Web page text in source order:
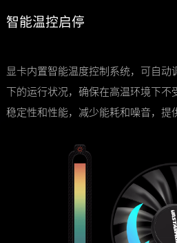
智能温控启停
显卡内置智能温度控制系统，可自
下的运行状况，确保在高温环境下
稳定性和性能，减少能耗和噪音，提